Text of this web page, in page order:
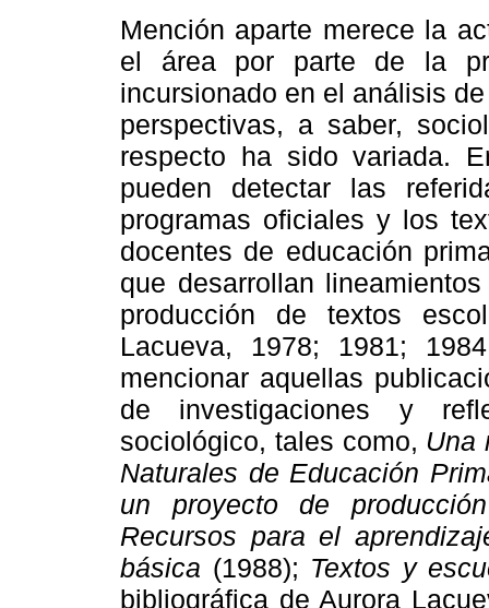
Mención aparte merece la
el área por parte de la
incursionado en el análisis
perspectivas, a saber,
respecto ha sido variada.
pueden detectar las
programas oficiales y los
docentes de educación
que desarrollan
producción de textos
Lacueva, 1978; 1981;
mencionar aquellas
de investigaciones y
sociológico, tales como, Una
Naturales de Educación
un proyecto de
Recursos para el
básica (1988); Textos y
bibliográfica de Aurora